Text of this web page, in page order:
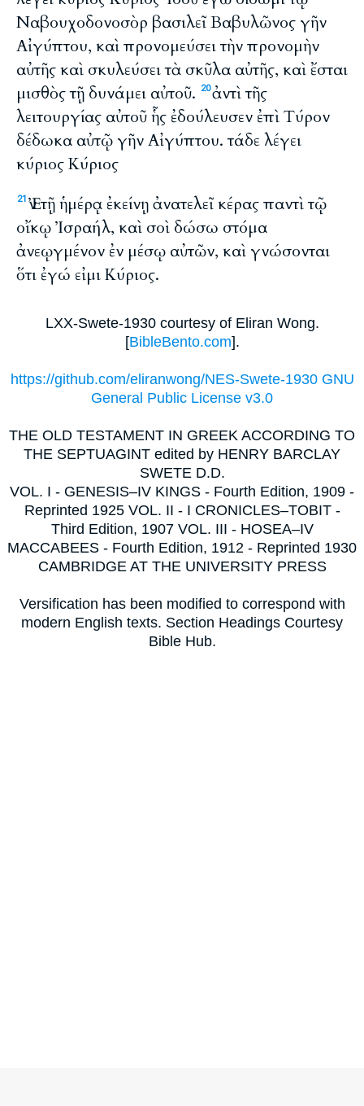
Ναβουχοδονοσὸρ βασιλεῖ Βαβυλῶνος γῆν
Αἰγύπτου, καὶ προνομεύσει τὴν προνομὴν
αὐτῆς καὶ σκυλεύσει τὰ σκῦλα αὐτῆς, καὶ ἔσται
μισθὸς τῇ δυνάμει αὐτοῦ.
20ἀντὶ τῆς
λειτουργίας αὐτοῦ ἧς ἐδούλευσεν ἐπὶ Τύρον
δέδωκα αὐτῷ γῆν Αἰγύπτου. τάδε λέγει
κύριος Κύριος
21 Ἐν τῇ ἡμέρᾳ ἐκείνῃ ἀνατελεῖ κέρας παντὶ τῷ
οἴκῳ Ἰσραήλ, καὶ σοὶ δώσω στόμα
ἀνεῳγμένον ἐν μέσῳ αὐτῶν, καὶ γνώσονται
ὅτι ἐγώ εἰμι Κύριος.
LXX-Swete-1930 courtesy of Eliran Wong.
[BibleBento.com].
https://github.com/eliranwong/NES-Swete-1930 GNU
General Public License v3.0
THE OLD TESTAMENT IN GREEK ACCORDING TO
THE SEPTUAGINT edited by HENRY BARCLAY
SWETE D.D.
VOL. I - GENESIS–IV KINGS - Fourth Edition, 1909 -
Reprinted 1925 VOL. II - I CRONICLES–TOBIT -
Third Edition, 1907 VOL. III - HOSEA–IV
MACCABEES - Fourth Edition, 1912 - Reprinted 1930
CAMBRIDGE AT THE UNIVERSITY PRESS
Versification has been modified to correspond with
modern English texts. Section Headings Courtesy
Bible Hub.